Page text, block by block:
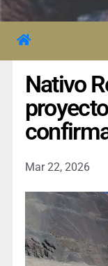
Nativo
Mar 22, 2026